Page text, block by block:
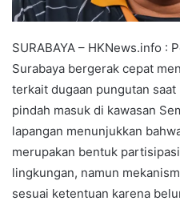
SURABAYA – HKNews.info :
Surabaya bergerak cepat
terkait dugaan pungutan
pindah masuk di kawasan
lapangan menunjukkan
merupakan bentuk
lingkungan, namun
sesuai ketentuan karena